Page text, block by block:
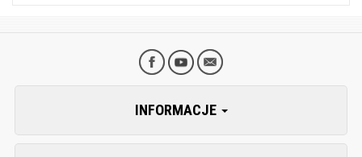
INFORMACJE